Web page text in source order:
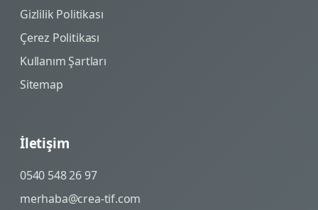
Gizlilik Politikası
Çerez Politikası
Kullanım Şartları
Sitemap
İletişim
0540 548 26 97
merhaba@crea-tif.com